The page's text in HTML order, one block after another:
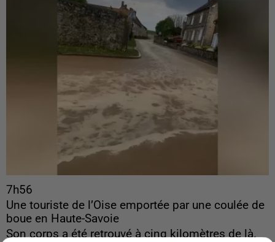
7h56
Une touriste de l’Oise emportée par une coulée de
boue en Haute-Savoie
Son corps a été retrouvé à cinq kilomètres de là.